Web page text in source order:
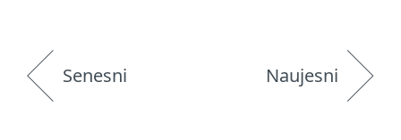
Senesni Naujesni